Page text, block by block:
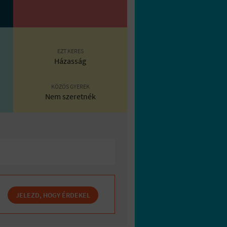
EZT KERES
Házasság
KÖZÖS GYEREK
Nem szeretnék
JELEZD, HOGY ÉRDEKEL